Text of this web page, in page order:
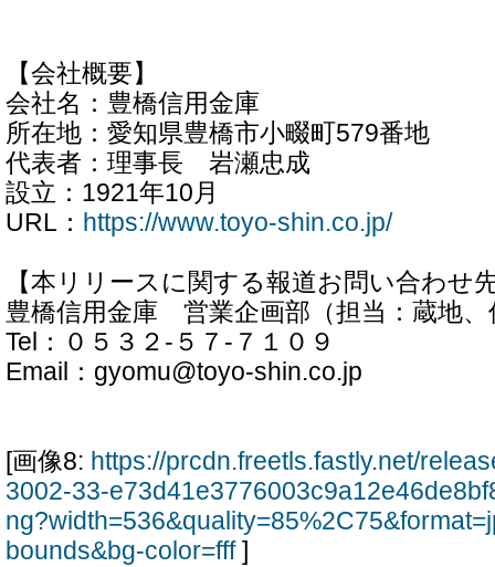
【会社概要】
会社名：豊橋信用金庫
所在地：愛知県豊橋市小畷町579番地
代表者：理事長 岩瀬忠成
設立：1921年10月
URL： https://www.toyo-shin.co.jp/
【本リリースに関する報道お問い合わせ
豊橋信用金庫 営業企画部（担当：蔵地、
Tel：０５３２-５７-７１
Email：gyomu@toyo-shin.co.jp
[画像8: https://prcdn.freetls.fastly.net/
3002-33-
bounds&bg-color=fff]